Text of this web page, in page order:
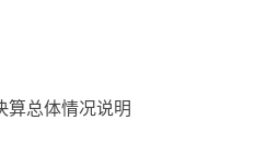
总体情况说明